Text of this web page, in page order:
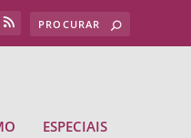
ESPECIAIS